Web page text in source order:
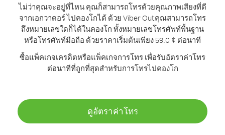
ไม่ว่าคุณจะอยู่ที่ไหน คุณก็สามารถโทรด้วยคุณภาพเสียงที่ดี
จากเอกวาดอร์ ไปคองโกได้ ด้วย Viber Outคุณสามารถโทร
ถึงหมายเลขใดก็ได้ในคองโก ทั้งหมายเลขโทรศัพท์พื้นฐาน
หรือโทรศัพท์มือถือ ด้วยราคาเริ่มต้นเพียง 59.0 ¢ ต่อนาที
ซื้อแพ็คเกจเครดิตหรือแพ็คเกจการโทร เพื่อรับอัตราค่าโทร
ต่อนาทีที่ถูกที่สุดสำหรับการโทรไปคองโก
ดูอัตราค่าโทร